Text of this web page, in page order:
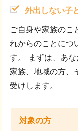
外出しない子
ご自身や家族のこ
れからのことにつ
す。 まずは、あ
家族、地域の方、
受けします。
対象の方